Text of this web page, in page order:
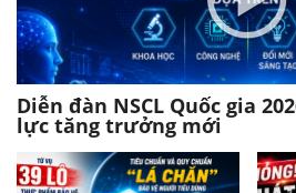
Diễn đàn NSCL Quốc gia
lực tăng trưởng mới